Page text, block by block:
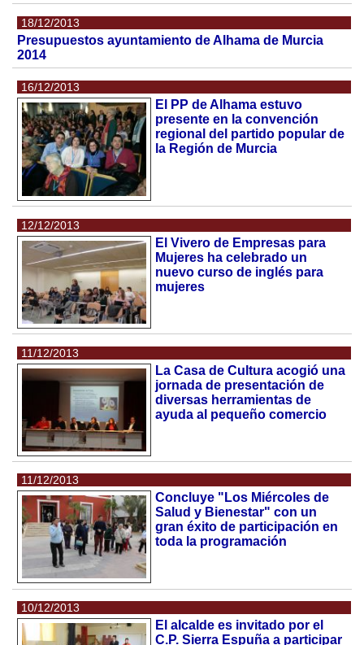
18/12/2013
Presupuestos ayuntamiento de Alhama de Murcia
2014
16/12/2013
El PP de Alhama estuvo
presente en la convención
regional del partido popular de
la Región de Murcia
12/12/2013
El Vivero de Empresas para
Mujeres ha celebrado un
nuevo curso de inglés para
mujeres
11/12/2013
La Casa de Cultura acogió una
jornada de presentación de
diversas herramientas de
ayuda al pequeño comercio
11/12/2013
Concluye "Los Miércoles de
Salud y Bienestar" con un
gran éxito de participación en
toda la programación
10/12/2013
El alcalde es invitado por el
C.P. Sierra Espuña a participar